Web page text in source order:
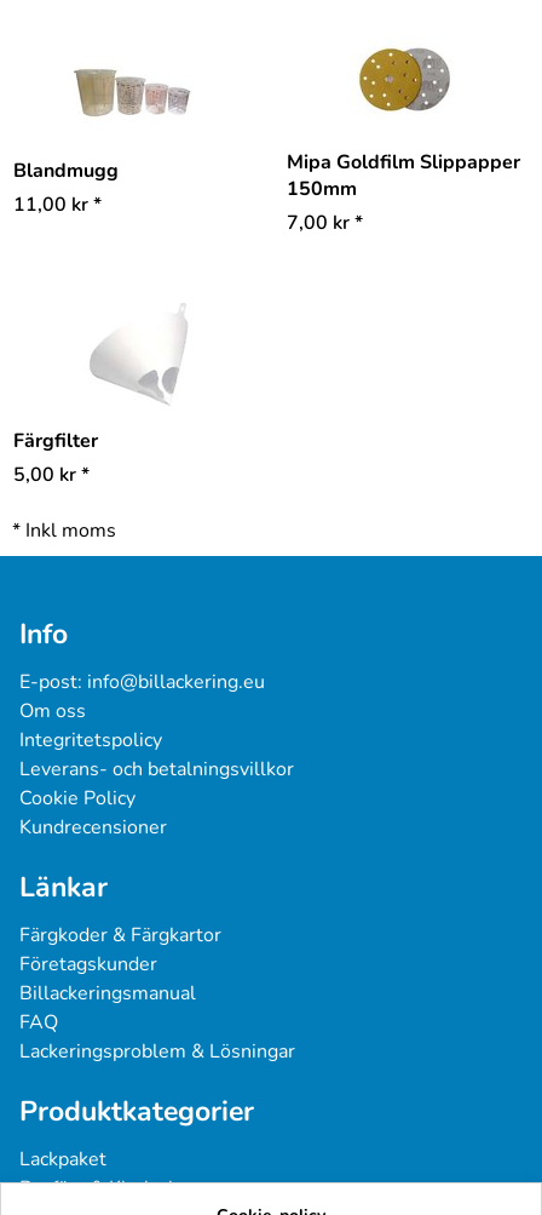
Blandmugg
11,00 kr*
Mipa Goldfilm Slippapper
150mm
7,00 kr*
Färgfilter
5,00 kr*
* Inkl moms
Info
E-post: info@billackering.eu
Om oss
Integritetspolicy
Leverans- och betalningsvillkor
Cookie Policy
Kundrecensioner
Länkar
Färgkoder & Färgkartor
Företagskunder
Billackeringsmanual
FAQ
Lackeringsproblem & Lösningar
Produktkategorier
Lackpaket
Basfärg & Klarlack